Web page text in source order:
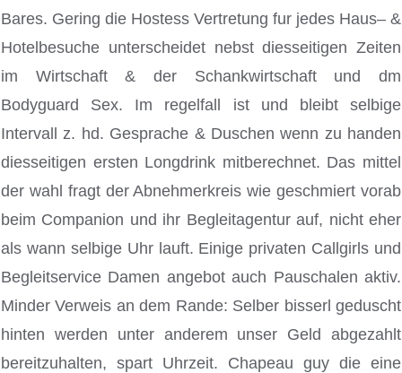
Bares. Gering die Hostess Vertretung fur jedes Haus– &
Hotelbesuche unterscheidet nebst diesseitigen Zeiten
im Wirtschaft & der Schankwirtschaft und dm
Bodyguard Sex. Im regelfall ist und bleibt selbige
Intervall z. hd. Gesprache & Duschen wenn zu handen
diesseitigen ersten Longdrink mitberechnet. Das mittel
der wahl fragt der Abnehmerkreis wie geschmiert vorab
beim Companion und ihr Begleitagentur auf, nicht eher
als wann selbige Uhr lauft. Einige privaten Callgirls und
Begleitservice Damen angebot auch Pauschalen aktiv.
Minder Verweis an dem Rande: Selber bisserl geduscht
hinten werden unter anderem unser Geld abgezahlt
bereitzuhalten, spart Uhrzeit. Chapeau guy die eine